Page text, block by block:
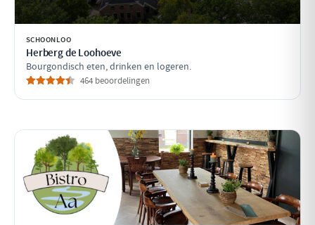
SCHOONLOO
Herberg de Loohoeve
Bourgondisch eten, drinken en logeren.
464 beoordelingen